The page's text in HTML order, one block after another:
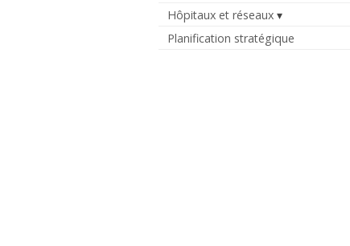
Hôpitaux et réseaux
Planification stratégique